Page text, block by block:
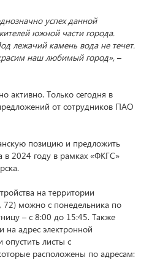
успех данной
южной части города.
лежачий камень вода не течет.
наш любимый город», –
активно. Только сегодня в
от сотрудников ПАО
позицию и предложить
в 2024 году в рамках «ФКГС»
на территории
можно с понедельника по
– с 8:00 до 15:45. Также
на адрес электронной
опустить листы с
расположены по адресам: